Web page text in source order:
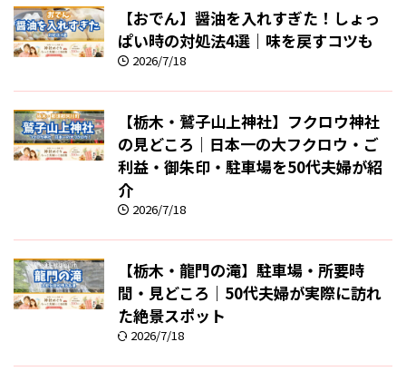
【おでん】醤油を入れすぎた！しょっ
ぱい時の対処法4選｜味を戻すコツも
2026/7/18
【栃木・鷲子山上神社】フクロウ神社
の見どころ｜日本一の大フクロウ・ご
利益・御朱印・駐車場を50代夫婦が紹
介
2026/7/18
【栃木・龍門の滝】駐車場・所要時
間・見どころ｜50代夫婦が実際に訪れ
た絶景スポット
2026/7/18